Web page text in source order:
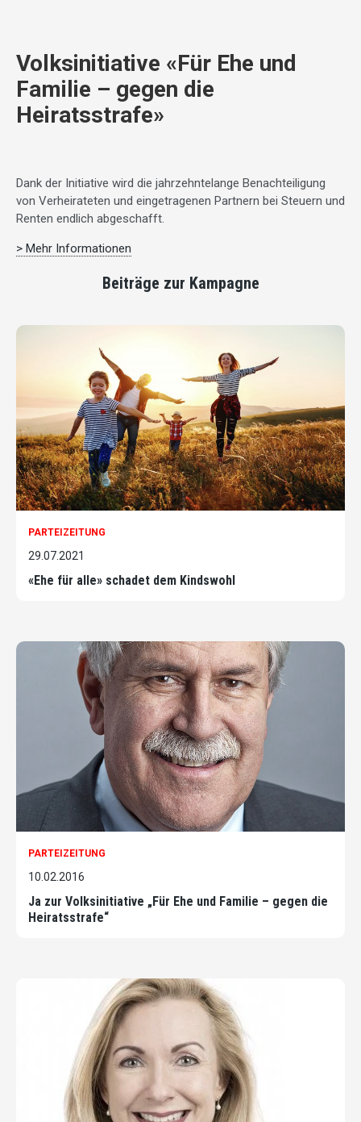
Volksinitiative «Für Ehe und
Familie – gegen die
Heiratsstrafe»
Dank der Initiative wird die jahrzehntelange Benachteiligung
von Verheirateten und eingetragenen Partnern bei Steuern und
Renten endlich abgeschafft.
> Mehr Informationen
Beiträge zur Kampagne
PARTEIZEITUNG
29.07.2021
«Ehe für alle» schadet dem Kindswohl
PARTEIZEITUNG
10.02.2016
Ja zur Volksinitiative „Für Ehe und Familie – gegen die
Heiratsstrafe“